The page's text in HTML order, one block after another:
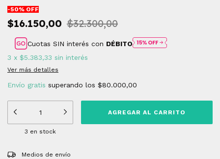
-50% OFF
$16.150,00 $32.300,00
Cuotas SIN interés con DÉBITO
3 x $5.383,33 sin interés
Ver más detalles
Envío gratis superando los $80.000,00
3 en stock
Entregas para el CP:
Medios de envío